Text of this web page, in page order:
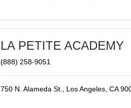
LA PETITE ACADEMY
(888) 258-9051
750 N. Alameda St., Los Angeles, CA